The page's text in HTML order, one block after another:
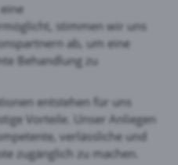
stimmen wir uns
ab, um eine
Behandlung zu
entstehen für uns
Vorteile. Unser Anliegen
verlässliche und
zugänglich zu machen.